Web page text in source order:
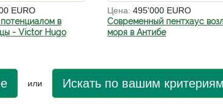
EURO
в
- Victor Hugo
Цена: 495'000 EURO
Современный пентхаус
моря в Антибе
или Искать по вашим критериям